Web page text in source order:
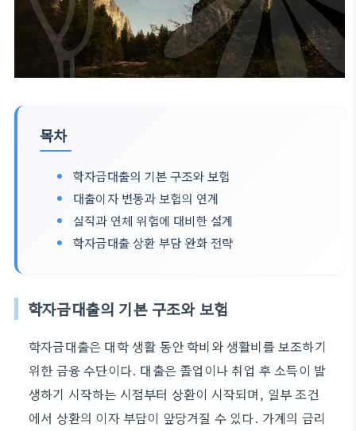
목차
학자금대출의 기본 구조와 보험
대출이자 변동과 보험의 연계
실직과 연체 위험에 대비한 설계
학자금대출 상환 부담 완화 전략
학자금대출의 기본 구조와 보험
학자금대출은 대학 생활 동안 학비와 생활비를 보조하기
위한 금융 수단이다. 대출은 졸업이나 취업 후 소득이 발
생하기 시작하는 시점부터 상환이 시작되며, 일부 조건
에서 상환의 이자 부담이 앞당겨질 수 있다. 가계의 금리